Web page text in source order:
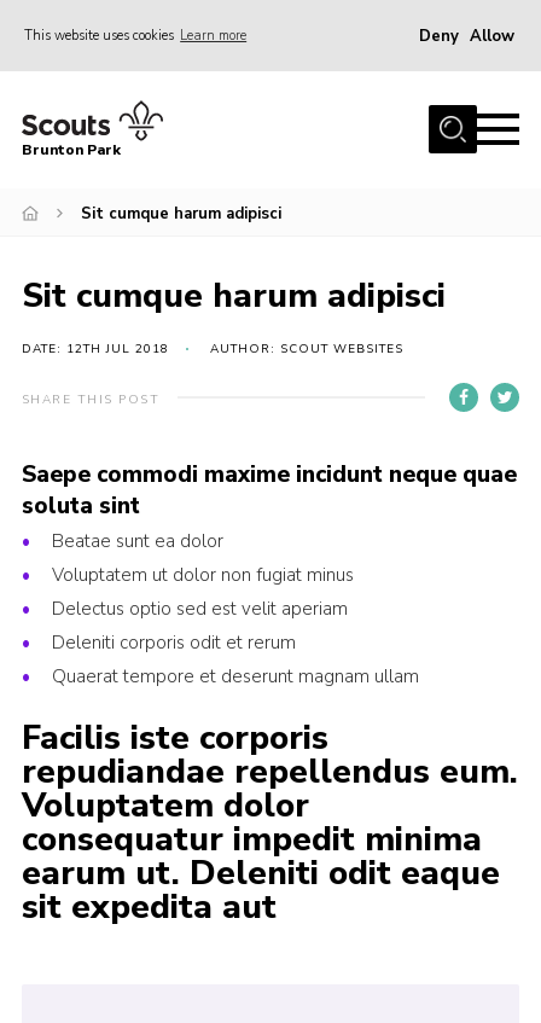
This website uses cookies Learn more Deny Allow
Home
Join
Events
Contact
OSM Parent Portal
Gallery
Cookies
Join
Brunton Park
Sit cumque harum adipisci
Sit cumque harum adipisci
DATE: 12TH JUL 2018 AUTHOR: SCOUT WEBSITES
SHARE THIS POST
Saepe commodi maxime incidunt neque quae
soluta sint
Beatae sunt ea dolor
Voluptatem ut dolor non fugiat minus
Delectus optio sed est velit aperiam
Deleniti corporis odit et rerum
Quaerat tempore et deserunt magnam ullam
Facilis iste corporis
repudiandae repellendus eum.
Voluptatem dolor
consequatur impedit minima
earum ut. Deleniti odit eaque
sit expedita aut